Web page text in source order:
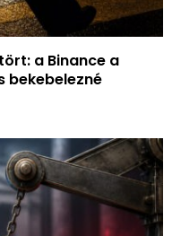
a Binance a
bekebelezné